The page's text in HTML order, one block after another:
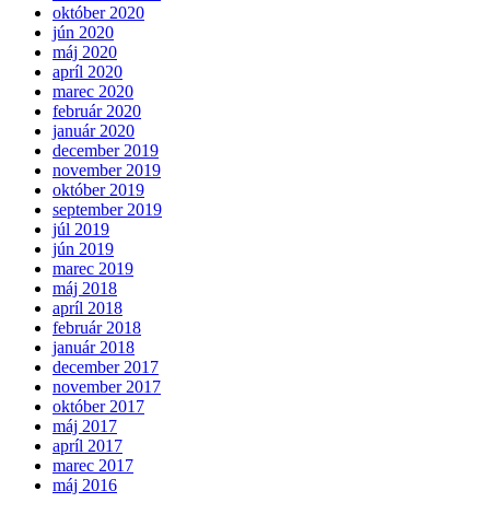
október 2020
jún 2020
máj 2020
apríl 2020
marec 2020
február 2020
január 2020
december 2019
november 2019
október 2019
september 2019
júl 2019
jún 2019
marec 2019
máj 2018
apríl 2018
február 2018
január 2018
december 2017
november 2017
október 2017
máj 2017
apríl 2017
marec 2017
máj 2016